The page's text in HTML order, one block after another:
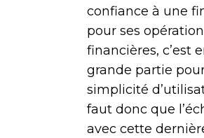
confiance à une
pour ses
financières, c’est
grande partie
simplicité
faut donc que
avec cette